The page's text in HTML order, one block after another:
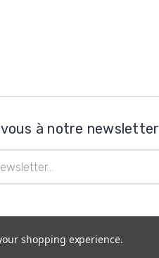
à notre newsletter
shopping experience.